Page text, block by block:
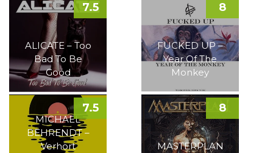
ALICATE – Too
Bad To Be
Good
7.5
FUCKED UP –
Year Of The
Monkey
8
MICHAEL
BEHRENDT –
Verhört
7.5
MASTERPLAN
8